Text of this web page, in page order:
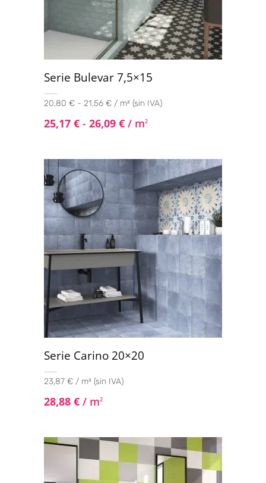
(18)
120x120(6)
Serie Bulevar 7,5×15
20,80 € - 21,56 € / m² (sin IVA)
25,17 € - 26,09 € / m2
Serie Carino 20×20
23,87 € / m² (sin IVA)
28,88 € / m2